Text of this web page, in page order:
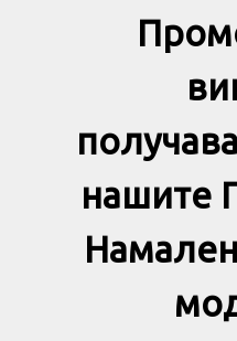
нашите